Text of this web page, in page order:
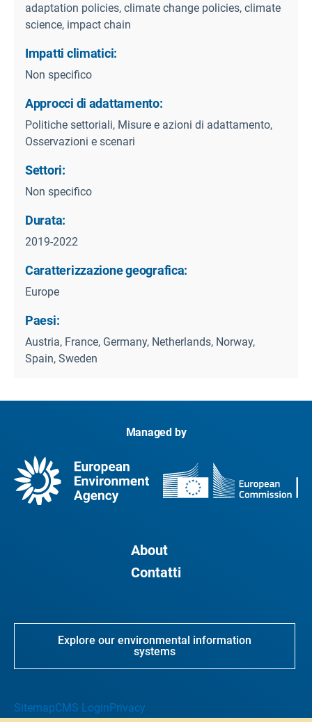
adaptation policies, climate change policies, climate
science, impact chain
Impatti climatici:
Non specifico
Approcci di adattamento:
Politiche settoriali, Misure e azioni di adattamento,
Osservazioni e scenari
Settori:
Non specifico
Durata:
2019-2022
Caratterizzazione geografica:
Europe
Paesi:
Austria, France, Germany, Netherlands, Norway,
Spain, Sweden
Managed by
About
Contatti
Explore our environmental information
systems
SitemapCMS LoginPrivacy